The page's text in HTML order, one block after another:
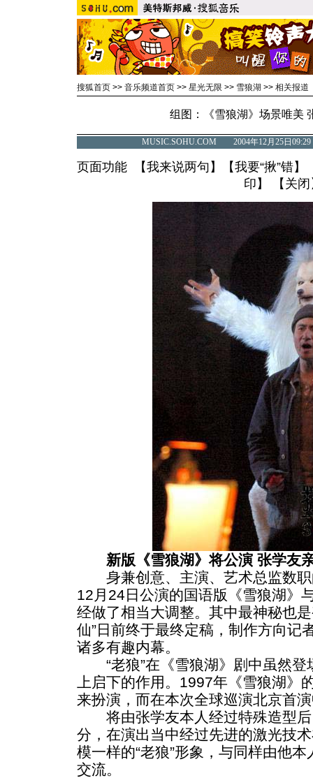
搜狐首页 >> 音乐频道首页 >> 星光无限 >> 雪狼湖 >> 相关报道
组图：《雪狼湖》场景唯美
MUSIC.SOHU.COM 2004年12月25日
页面功能 【我来说两句 】【我要“揪”错】
印 】 【 关闭
新版《雪狼湖》将公演 张学友
身兼创意、主演、艺术总监数职
12月24日公演的国语版《雪狼湖》
经做了相当大调整。其中最神秘也
仙”日前终于最终定稿，制作方向记
诸多有趣内幕。
“老狼”在《雪狼湖》剧中虽然登
上启下的作用。1997年《雪狼湖》
来扮演，而在本次全球巡演北京首
将由张学友本人经过特殊造型后
分，在演出当中经过先进的激光技
模一样的“老狼”形象，与同样由他本
交流。